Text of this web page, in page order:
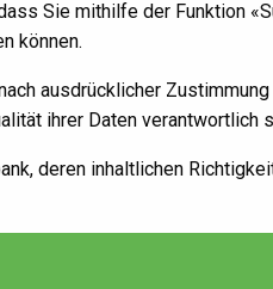
Sie mithilfe der Funktion
können.
ausdrücklicher
ihrer Daten verantwortlich
deren inhaltlichen